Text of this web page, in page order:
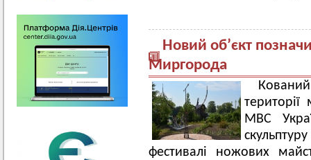
Новий об’єкт
Миргорода
території
МВС
фестивалі ножових